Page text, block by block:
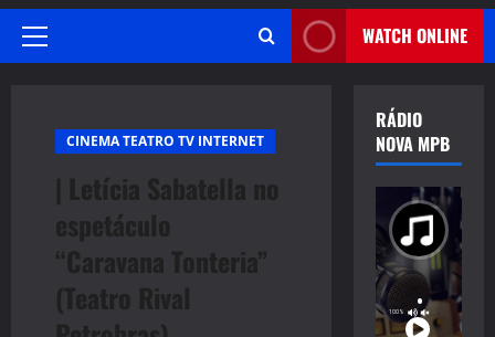
Primary
WATCH ONLINE
CINEMA TEATRO TV INTERNET
| Letícia Sabatella no
espetáculo
“Caravana Tonteria”
(Teatro Rival
RÁDIO
NOVA MPB